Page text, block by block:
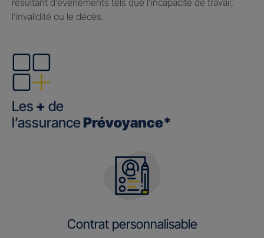
résultant d’événements tels que l’incapacité de travail,
l’invalidité ou le décès.
Les + de
l’assurance Prévoyance*
Contrat personnalisable